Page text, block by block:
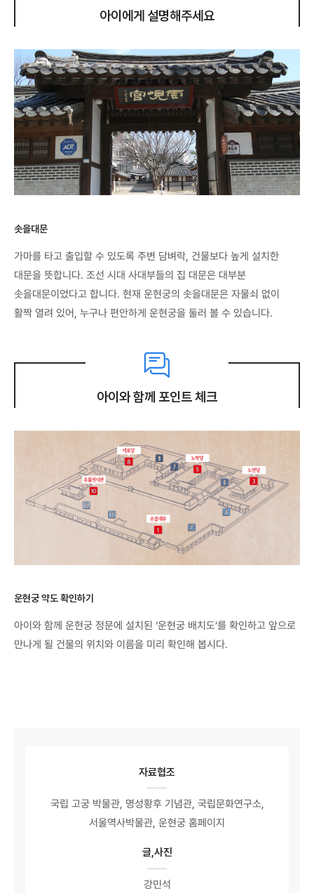
아이에게 설명해주세요
솟을대문
가마를 타고 출입할 수 있도록 주변 담벼락, 건물보다 높게 설치한
대문을 뜻합니다. 조선 시대 사대부들의 집 대문은 대부분
솟을대문이었다고 합니다. 현재 운현궁의 솟을대문은 자물쇠 없이
활짝 열려 있어, 누구나 편안하게 운현궁을 둘러 볼 수 있습니다.
아이와 함께 포인트 체크
운현궁 약도 확인하기
아이와 함께 운현궁 정문에 설치된 ‘운현궁 배치도’를 확인하고 앞으로
만나게 될 건물의 위치와 이름을 미리 확인해 봅시다.
자료협조
국립 고궁 박물관, 명성황후 기념관, 국립문화연구소,
서울역사박물관, 운현궁 홈페이지
글,사진
강민석